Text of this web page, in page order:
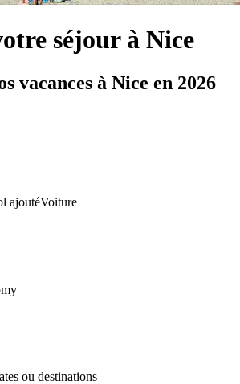
séjour à Nice
vacances à Nice en 2026
ajoutéVoiture
ou destinations